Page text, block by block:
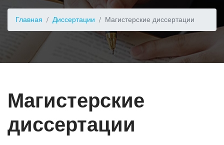
Главная Диссертации Магистерские диссертации
Магистерские
диссертации